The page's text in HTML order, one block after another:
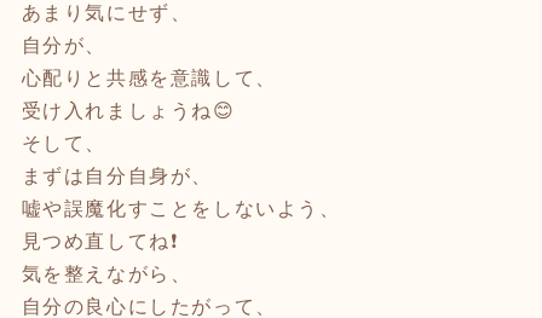
あまり気にせず、
自分が、
心配りと共感を意識して、
受け入れましょうね😊
そして、
まずは自分自身が、
嘘や誤魔化すことをしないよう、
見つめ直してね❗️
気を整えながら、
自分の良心にしたがって、